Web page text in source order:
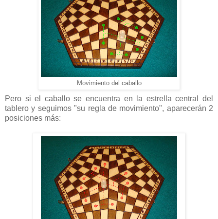
Movimiento del caballo
Pero si el caballo se encuentra en la estrella central del
tablero y seguimos "su regla de movimiento", aparecerán 2
posiciones más: